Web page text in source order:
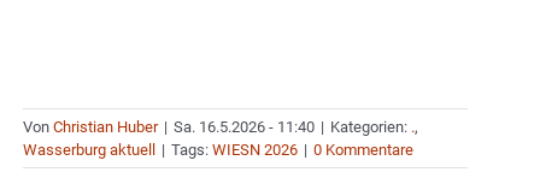
Von Christian Huber | Sa. 16.5.2026 - 11:40 | Kategorien: .,
Wasserburg aktuell
| Tags: WIESN 2026 | 0 Kommentare